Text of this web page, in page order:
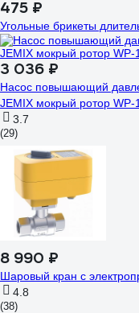
475 ₽
Угольные брикеты
3 036 ₽
Насос повышающий
JEMIX мокрый ротор
3.7
(29)
8 990 ₽
Шаровый кран с
4.8
(38)